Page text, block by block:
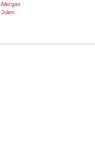
Allergan
Jolen